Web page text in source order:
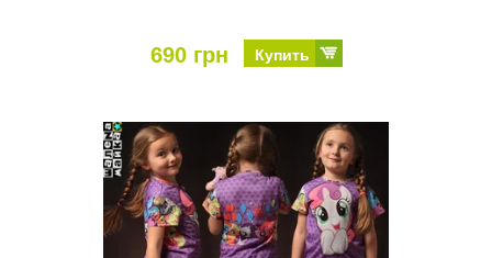
690 грн Купить